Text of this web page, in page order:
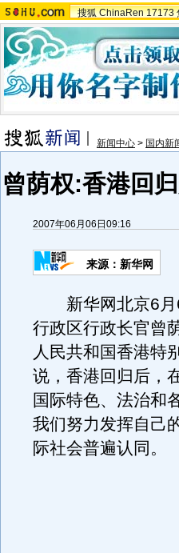
搜狐 ChinaRen 17173
新闻中心 > 国内新
曾荫权:香港回
2007年06月06日09:16
来源：新华网
新华网北京6月
行政区行政长官曾
人民共和国香港特
说，香港回归后，
国际特色、法治和
我们努力发挥自己
际社会普遍认同。